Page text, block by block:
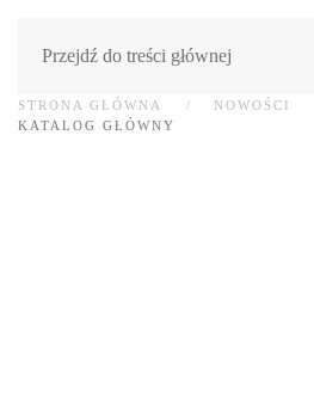
Przejdź do treści głównej
STRONA GŁÓWNA NOWOŚCI
KATALOG GŁÓWNY